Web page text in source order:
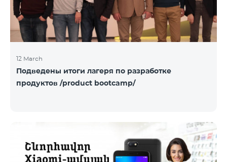
12 March
Подведены итоги лагеря по разработке
продуктов /product bootcamp/